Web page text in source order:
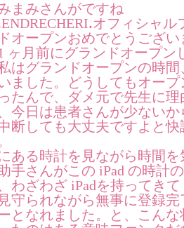
まみさんがですね
ꓸENDRECHERIꓸオフィシャ
オープンおめでとうござ
ヶ月前にグランドオープン
私はグランドオープンの時
ました。どうしてもオー
たんで、ダメ元で先生に
今日は患者さんが少ない
断しても大丈夫ですよと
ある時計を見ながら時間
手さんがこの iPad の時計
わざわざ iPadを持ってき
守られながら無事に登録完
となれました。と、こんな